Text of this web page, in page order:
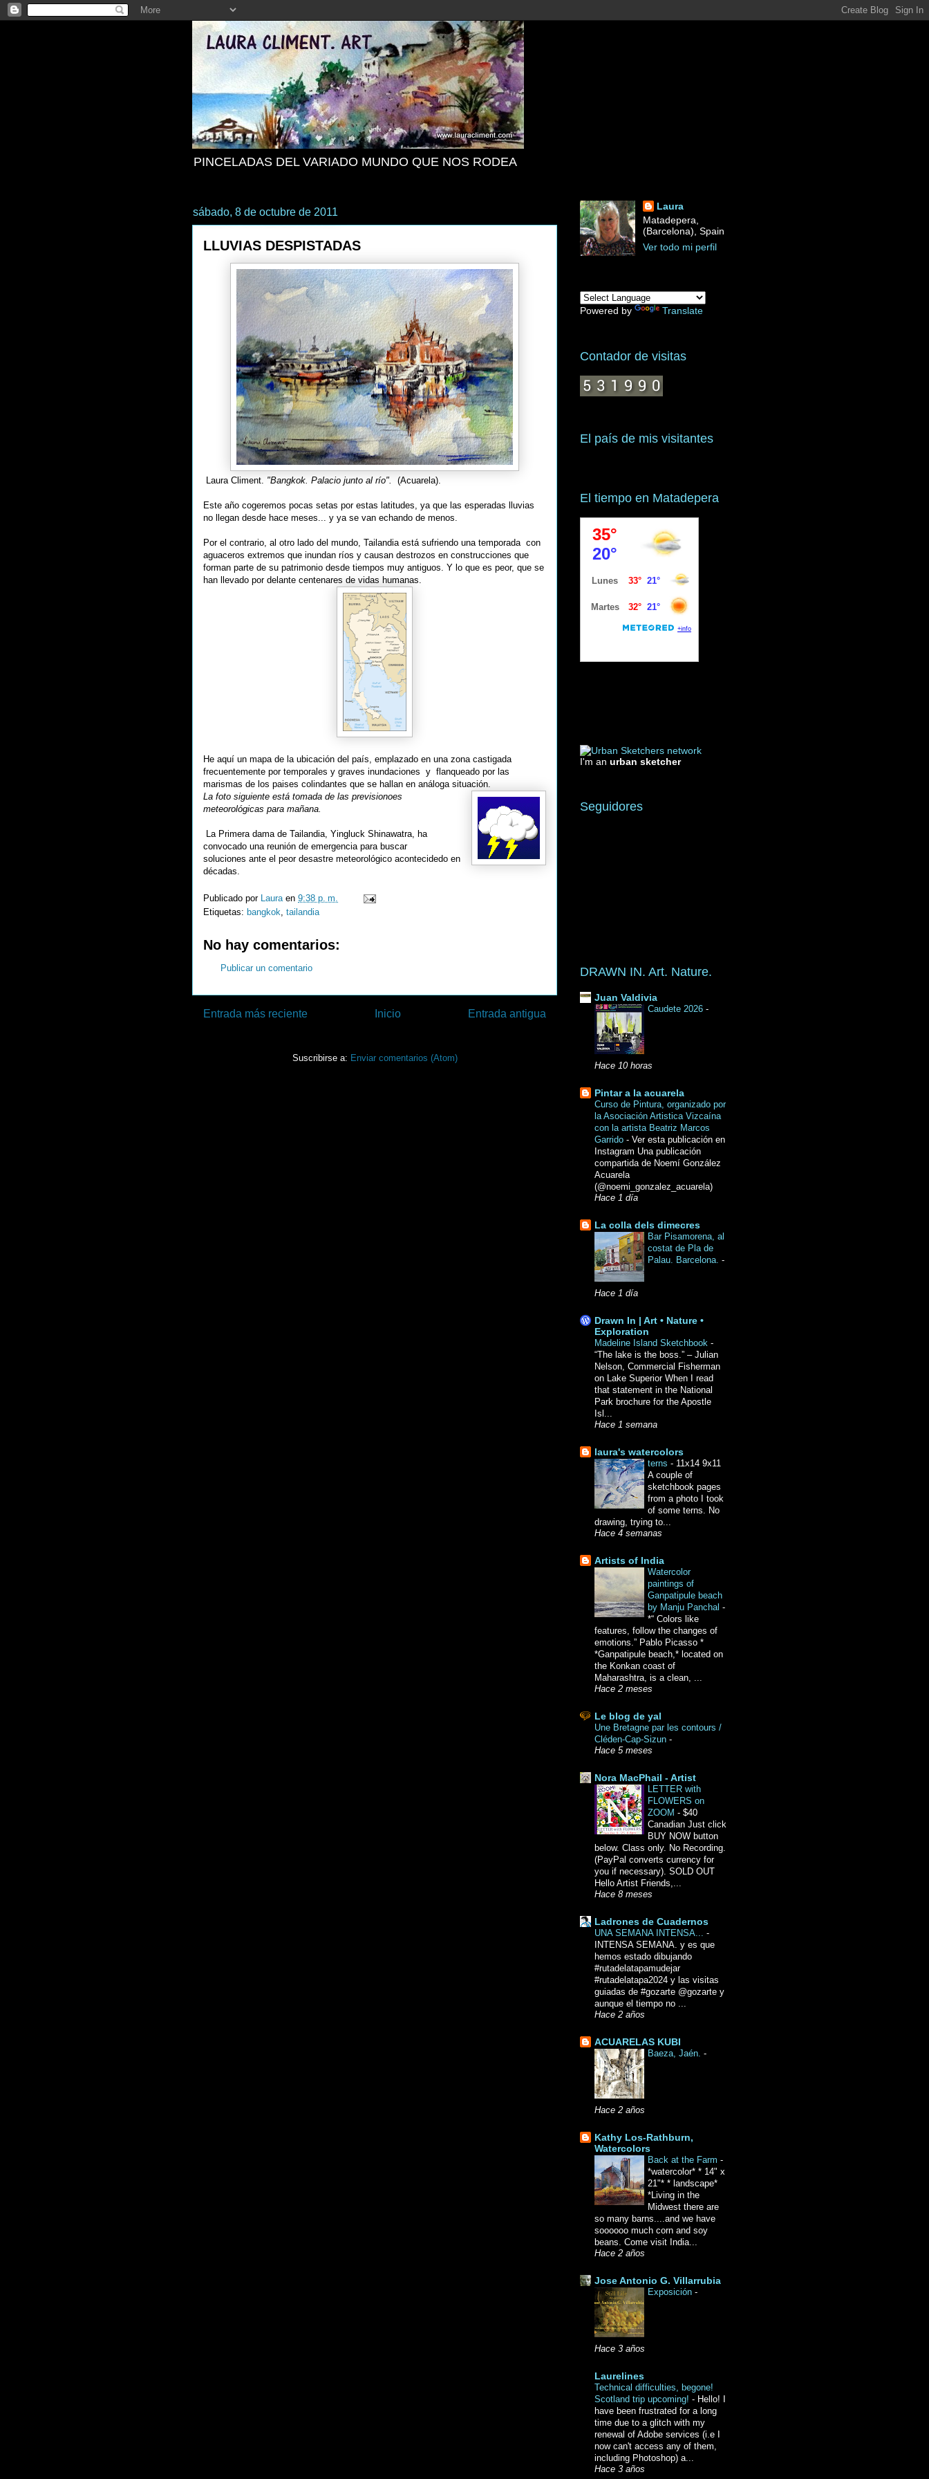
PINCELADAS DEL VARIADO MUNDO QUE NOS RODEA
sábado, 8 de octubre de 2011
LLUVIAS DESPISTADAS
Laura Climent. "Bangkok. Palacio junto al río". (Acuarela).
Este año cogeremos pocas setas por estas latitudes, ya que las esperadas lluvias
no llegan desde hace meses... y ya se van echando de menos.
Por el contrario, al otro lado del mundo, Tailandia está sufriendo una temporada con
aguaceros extremos que inundan ríos y causan destrozos en construcciones que
forman parte de su patrimonio desde tiempos muy antiguos. Y lo que es peor, que se
han llevado por delante centenares de vidas humanas.
He aquí un mapa de la ubicación del país, emplazado en una zona castigada
frecuentemente por temporales y graves inundaciones y flanqueado por las
marismas de los paises colindantes que se hallan en análoga situación.
La foto siguiente está tomada de las previsionoes
meteorológicas para mañana.
La Primera dama de Tailandia, Yingluck Shinawatra, ha
convocado una reunión de emergencia para buscar
soluciones ante el peor desastre meteorológico acontecidedo en
décadas.
Publicado por Laura en 9:38 p. m.
Etiquetas: bangkok tailandia
No hay comentarios:
Publicar un comentario
Entrada más reciente Entrada antigua
Inicio
Suscribirse a: Enviar comentarios (Atom)
Laura
Matadepera,
(Barcelona), Spain
Ver todo mi perfil
Powered by Translate
Contador de visitas
El país de mis visitantes
El tiempo en Matadepera
I'm an urban sketcher
Seguidores
DRAWN IN. Art. Nature.
Juan Valdivia
Caudete 2026 -
Hace 10 horas
Pintar a la acuarela
Curso de Pintura, organizado por
la Asociación Artistica Vizcaína
con la artista Beatriz Marcos
Garrido - Ver esta publicación en
Instagram Una publicación
compartida de Noemí González
Acuarela
(@noemi_gonzalez_acuarela)
Hace 1 día
La colla dels dimecres
Bar Pisamorena, al
costat de Pla de
Palau. Barcelona. -
Hace 1 día
Drawn In | Art • Nature •
Exploration
Madeline Island Sketchbook -
“The lake is the boss.” – Julian
Nelson, Commercial Fisherman
on Lake Superior When I read
that statement in the National
Park brochure for the Apostle
Isl...
Hace 1 semana
laura's watercolors
terns - 11x14 9x11
A couple of
sketchbook pages
from a photo I took
of some terns. No
drawing, trying to...
Hace 4 semanas
Artists of India
Watercolor
paintings of
Ganpatipule beach
by Manju Panchal -
*“ Colors like
features, follow the changes of
emotions.” Pablo Picasso *
*Ganpatipule beach,* located on
the Konkan coast of
Maharashtra, is a clean, ...
Hace 2 meses
Le blog de yal
Une Bretagne par les contours /
Cléden-Cap-Sizun -
Hace 5 meses
Nora MacPhail - Artist
LETTER with
FLOWERS on
ZOOM - $40
Canadian Just click
BUY NOW button
below. Class only. No Recording.
(PayPal converts currency for
you if necessary). SOLD OUT
Hello Artist Friends,...
Hace 8 meses
Ladrones de Cuadernos
UNA SEMANA INTENSA... -
INTENSA SEMANA. y es que
hemos estado dibujando
#rutadelatapamudejar
#rutadelatapa2024 y las visitas
guiadas de #gozarte @gozarte y
aunque el tiempo no ...
Hace 2 años
ACUARELAS KUBI
Baeza, Jaén. -
Hace 2 años
Kathy Los-Rathburn,
Watercolors
Back at the Farm -
*watercolor* * 14" x
21"* * landscape*
*Living in the
Midwest there are
so many barns....and we have
soooooo much corn and soy
beans. Come visit India...
Hace 2 años
Jose Antonio G. Villarrubia
Exposición -
Hace 3 años
Laurelines
Technical difficulties, begone!
Scotland trip upcoming! - Hello! I
have been frustrated for a long
time due to a glitch with my
renewal of Adobe services (i.e I
now can't access any of them,
including Photoshop) a...
Hace 3 años